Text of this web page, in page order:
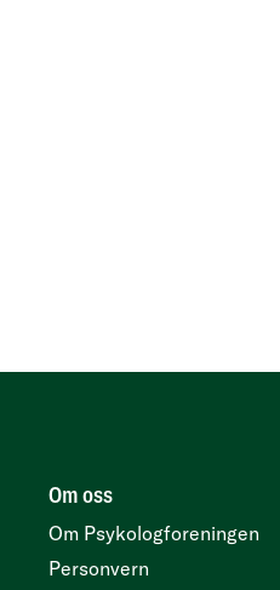
Om oss
Om Psykologforeningen
Personvern